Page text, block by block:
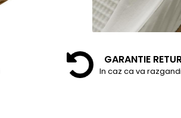
GARANTIE
In caz ca va